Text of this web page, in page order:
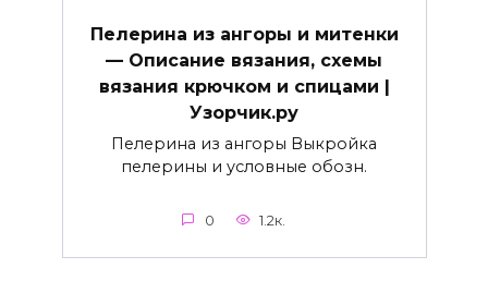
Пелерина из ангоры и митенки
— Описание вязания, схемы
вязания крючком и спицами |
Узорчик.ру
Пелерина из ангоры Выкройка
пелерины и условные обозн.
0 1.2к.